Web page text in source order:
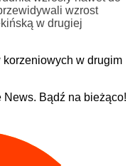
wzrost
w drugiej
w drugim
Bądź na bieżąco!